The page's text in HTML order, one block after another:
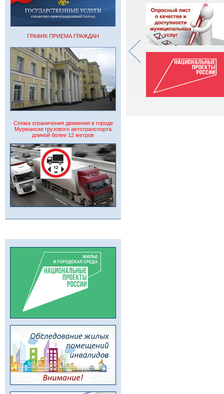
ГРАФИК ПРИЕМА ГРАЖДАН
Схема ограничения движения в городе
Мурманске грузового автотранспорта
длиной более 12 метров